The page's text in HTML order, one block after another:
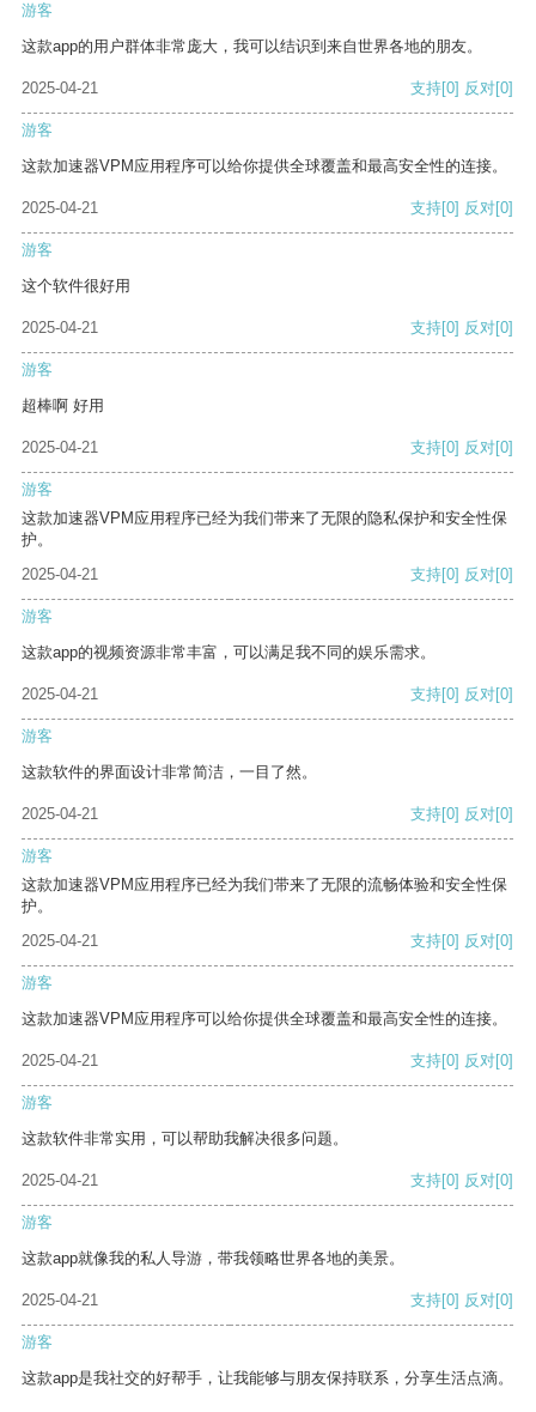
游客
这款app的用户群体非常庞大，我可以结识到来自世界各地的朋友。
2025-04-21 支持[0] 反对[0]
游客
这款加速器VPM应用程序可以给你提供全球覆盖和最高安全性的连接。
2025-04-21 支持[0] 反对[0]
游客
这个软件很好用
2025-04-21 支持[0] 反对[0]
游客
超棒啊 好用
2025-04-21 支持[0] 反对[0]
游客
这款加速器VPM应用程序已经为我们带来了无限的隐私保护和安全性保
护。
2025-04-21
支持[0] 反对[0]
游客
这款app的视频资源非常丰富，可以满足我不同的娱乐需求。
2025-04-21 支持[0] 反对[0]
游客
这款软件的界面设计非常简洁，一目了然。
2025-04-21 支持[0] 反对[0]
游客
这款加速器VPM应用程序已经为我们带来了无限的流畅体验和安全性保
护。
2025-04-21
支持[0] 反对[0]
游客
这款加速器VPM应用程序可以给你提供全球覆盖和最高安全性的连接。
2025-04-21 支持[0] 反对[0]
游客
这款软件非常实用，可以帮助我解决很多问题。
2025-04-21 支持[0] 反对[0]
游客
这款app就像我的私人导游，带我领略世界各地的美景。
2025-04-21 支持[0] 反对[0]
游客
这款app是我社交的好帮手，让我能够与朋友保持联系，分享生活点滴。